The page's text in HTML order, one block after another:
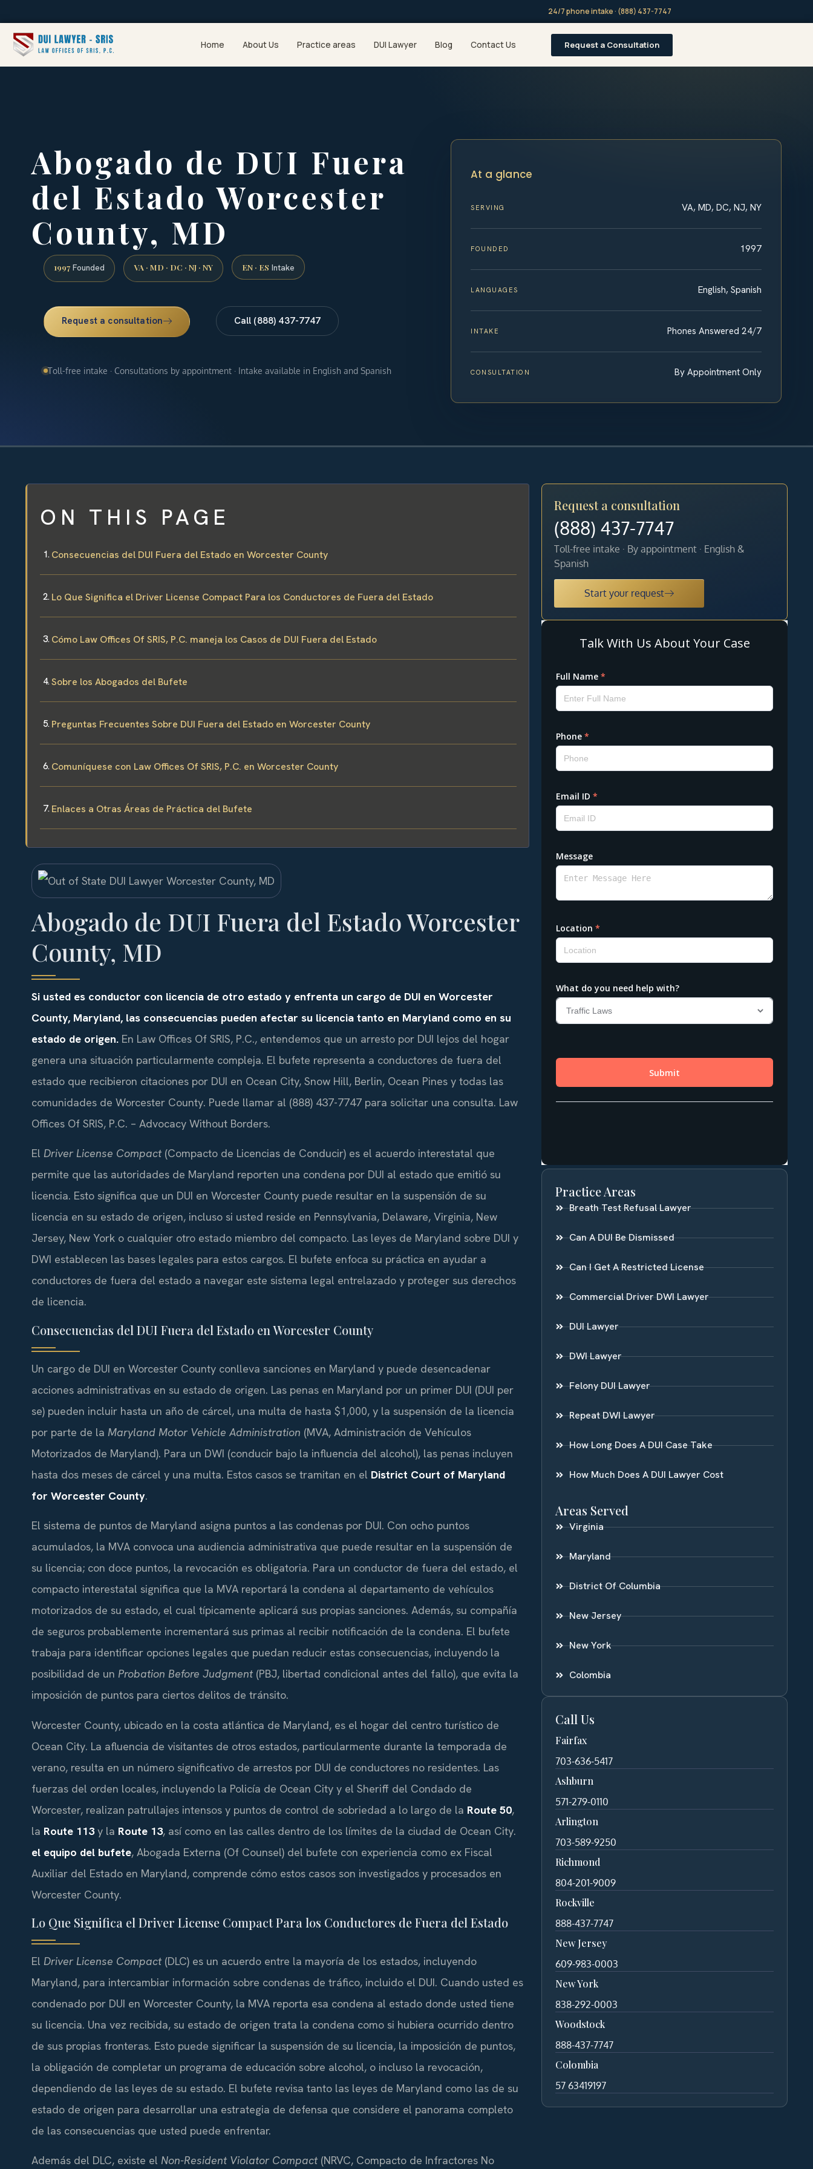
24/7 phone intake · (888) 437-7747
Home About Us Practice areas DUI Lawyer Blog Contact Us Request a Consultation
Abogado de DUI Fuera
del Estado Worcester
County, MD
1997 Founded VA · MD · DC · NJ · NY EN · ES Intake
Request a consultation Call (888) 437-7747
Toll-free intake · Consultations by appointment · Intake available in English and Spanish
At a glance
SERVING VA, MD, DC, NJ, NY
FOUNDED 1997
LANGUAGES English, Spanish
INTAKE Phones Answered 24/7
CONSULTATION By Appointment Only
ON THIS PAGE
Consecuencias del DUI Fuera del Estado en Worcester County
Lo Que Significa el Driver License Compact Para los Conductores de Fuera del Estado
Cómo Law Offices Of SRIS, P.C. maneja los Casos de DUI Fuera del Estado
Sobre los Abogados del Bufete
Preguntas Frecuentes Sobre DUI Fuera del Estado en Worcester County
Comuníquese con Law Offices Of SRIS, P.C. en Worcester County
Enlaces a Otras Áreas de Práctica del Bufete
Abogado de DUI Fuera del Estado Worcester
County, MD
Si usted es conductor con licencia de otro estado y enfrenta un cargo de DUI en Worcester
County, Maryland, las consecuencias pueden afectar su licencia tanto en Maryland como en su
estado de origen. En Law Offices Of SRIS, P.C., entendemos que un arresto por DUI lejos del hogar
genera una situación particularmente compleja. El bufete representa a conductores de fuera del
estado que recibieron citaciones por DUI en Ocean City, Snow Hill, Berlin, Ocean Pines y todas las
comunidades de Worcester County. Puede llamar al (888) 437-7747 para solicitar una consulta. Law
Offices Of SRIS, P.C. – Advocacy Without Borders.
El Driver License Compact(Compacto de Licencias de Conducir) es el acuerdo interestatal que
permite que las autoridades de Maryland reporten una condena por DUI al estado que emitió su
licencia. Esto significa que un DUI en Worcester County puede resultar en la suspensión de su
licencia en su estado de origen, incluso si usted reside en Pennsylvania, Delaware, Virginia, New
Jersey, New York o cualquier otro estado miembro del compacto. Las leyes de Maryland sobre DUI y
DWI establecen las bases legales para estos cargos. El bufete enfoca su práctica en ayudar a
conductores de fuera del estado a navegar este sistema legal entrelazado y proteger sus derechos
de licencia.
Consecuencias del DUI Fuera del Estado en Worcester County
Un cargo de DUI en Worcester County conlleva sanciones en Maryland y puede desencadenar
acciones administrativas en su estado de origen. Las penas en Maryland por un primer DUI (DUI per
se) pueden incluir hasta un año de cárcel, una multa de hasta $1,000, y la suspensión de la licencia
por parte de la Maryland Motor Vehicle Administration (MVA, Administración de Vehículos
Motorizados de Maryland). Para un DWI (conducir bajo la influencia del alcohol), las penas incluyen
hasta dos meses de cárcel y una multa. Estos casos se tramitan en el District Court of Maryland
for Worcester County.
El sistema de puntos de Maryland asigna puntos a las condenas por DUI. Con ocho puntos
acumulados, la MVA convoca una audiencia administrativa que puede resultar en la suspensión de
su licencia; con doce puntos, la revocación es obligatoria. Para un conductor de fuera del estado, el
compacto interestatal significa que la MVA reportará la condena al departamento de vehículos
motorizados de su estado, el cual típicamente aplicará sus propias sanciones. Además, su compañía
de seguros probablemente incrementará sus primas al recibir notificación de la condena. El bufete
trabaja para identificar opciones legales que puedan reducir estas consecuencias, incluyendo la
posibilidad de un Probation Before Judgment(PBJ, libertad condicional antes del fallo), que evita la
imposición de puntos para ciertos delitos de tránsito.
Worcester County, ubicado en la costa atlántica de Maryland, es el hogar del centro turístico de
Ocean City. La afluencia de visitantes de otros estados, particularmente durante la temporada de
verano, resulta en un número significativo de arrestos por DUI de conductores no residentes. Las
fuerzas del orden locales, incluyendo la Policía de Ocean City y el Sheriff del Condado de
Worcester, realizan patrullajes intensos y puntos de control de sobriedad a lo largo de la Route 50,
la Route 113y la Route 13, así como en las calles dentro de los límites de la ciudad de Ocean City.
el equipo del bufete, Abogada Externa (Of Counsel) del bufete con experiencia como ex Fiscal
Auxiliar del Estado en Maryland, comprende cómo estos casos son investigados y procesados en
Worcester County.
Lo Que Significa el Driver License Compact Para los Conductores de Fuera del Estado
El Driver License Compact(DLC) es un acuerdo entre la mayoría de los estados, incluyendo
Maryland, para intercambiar información sobre condenas de tráfico, incluido el DUI. Cuando usted es
condenado por DUI en Worcester County, la MVA reporta esa condena al estado donde usted tiene
su licencia. Una vez recibida, su estado de origen trata la condena como si hubiera ocurrido dentro
de sus propias fronteras. Esto puede significar la suspensión de su licencia, la imposición de puntos,
la obligación de completar un programa de educación sobre alcohol, o incluso la revocación,
dependiendo de las leyes de su estado. El bufete revisa tanto las leyes de Maryland como las de su
estado de origen para desarrollar una estrategia de defensa que considere el panorama completo
de las consecuencias que usted puede enfrentar.
Además del DLC, existe el Non-Resident Violator Compact(NRVC, Compacto de Infractores No
Request a consultation
(888) 437-7747
Toll-free intake · By appointment · English &
Spanish
Start your request
Practice Areas
Breath Test Refusal Lawyer
Can A DUI Be Dismissed
Can I Get A Restricted License
Commercial Driver DWI Lawyer
DUI Lawyer
DWI Lawyer
Felony DUI Lawyer
Repeat DWI Lawyer
How Long Does A DUI Case Take
How Much Does A DUI Lawyer Cost
Areas Served
Virginia
Maryland
District Of Columbia
New Jersey
New York
Colombia
Call Us
Fairfax
703-636-5417
Ashburn
571-279-0110
Arlington
703-589-9250
Richmond
804-201-9009
Rockville
888-437-7747
New Jersey
609-983-0003
New York
838-292-0003
Woodstock
888-437-7747
Colombia
57 63419197